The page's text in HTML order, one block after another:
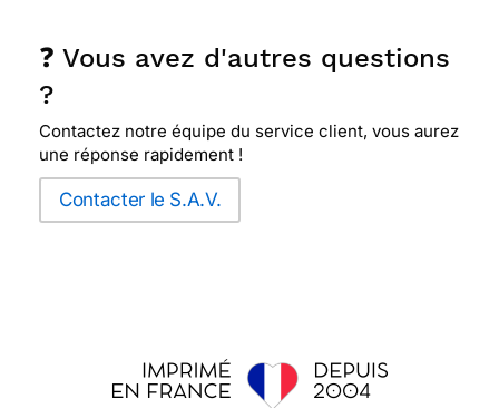
❓ Vous avez d'autres questions
?
Contactez notre équipe du service client, vous aurez
une réponse rapidement !
Contacter le S.A.V.